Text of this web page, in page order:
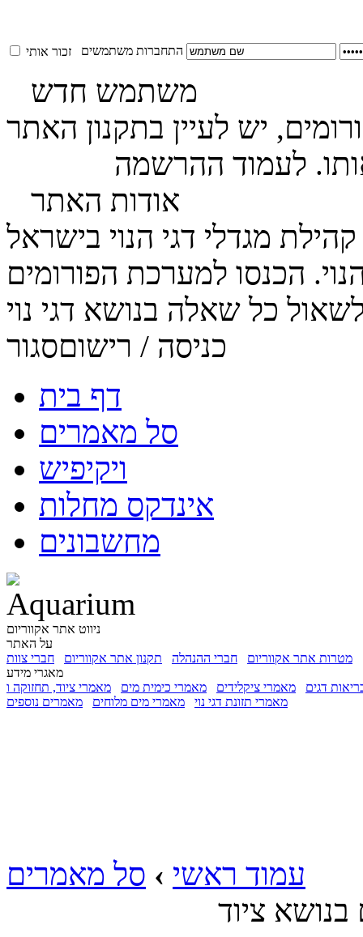
התחברות משתמשים זכור אותי
משתמש חדש
יש לעיין בתקנון האתר
לעמוד ההרשמה
אודות האתר
הכנסו למערכת הפורומים
כניסה / רישוםסגור
דף בית
סל מאמרים
ויקיפיש
אינדקס מחלות
מחשבונים
ניווט אתר אקווריום
על האתר
מטרות אתר אקווריום
חברי ההנהלה תקנון אתר אקווריום
חברי צוות
מאגרי מידע
דגים
מאמרי ציקלידים
מאמרי כימית מים
מאמרי תזונת דגי נוי
מאמרי מים מלוחים מאמרים נוספים
עמוד ראשי › סל מאמרים
ציוד